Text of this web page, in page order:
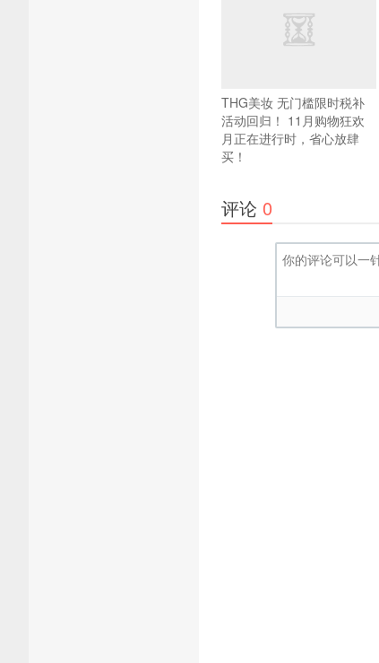
THG美妆 无门槛限时税补
活动回归！ 11月购物狂欢
月正在进行时，省心放肆
买！
评论 0